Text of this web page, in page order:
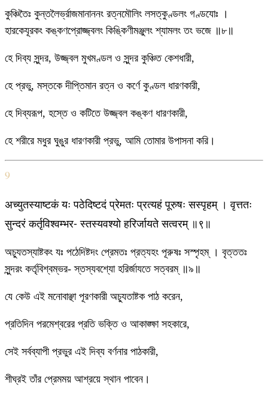
কুঞ্চিতৈঃ কুন্তলৈর্ভ্রাজমানাননং রত্নমৌলিং লসত্কুণ্ডলং গণ্ডযোঃ ।
হারকেযূরকং কঙ্কণপ্রোজ্জ্বলং কিঙ্কিণীমঞ্জুলং শ্যামলং তং ভজে ॥৮॥
হে দিব্য সুন্দর, উজ্জ্বল মুখমণ্ডল ও সুন্দর কুঞ্চিত কেশধারী,
হে প্রভু, মস্তকে দীপ্তিমান রত্ন ও কর্ণে কুণ্ডল ধারণকারী,
হে দিব্যরূপ, হস্তে ও কটিতে উজ্জ্বল কঙ্কণ ধারণকারী,
হে শরীরে মধুর ঘুঙুর ধারণকারী প্রভু, আমি তোমার উপাসনা করি।
9
अच्युतस्याष्टकं यः पठेदिष्टदं प्रेमतः प्रत्यहं पूरुषः सस्पृहम् । वृत्ततः
सुन्दरं कर्तृविश्वम्भर- स्तस्यवश्यो हरिर्जायते सत्वरम् ॥९॥
অচ্যুতস্যাষ্টকং যঃ পঠেদিষ্টদং প্রেমতঃ প্রত্যহং পূরুষঃ সস্পৃহম্ । বৃত্ততঃ
সুন্দরং কর্তৃবিশ্বম্ভর- স্তস্যবশ্যো হরির্জাযতে সত্বরম্ ॥৯॥
যে কেউ এই মনোবাঞ্ছা পূরণকারী অচ্যুতাষ্টক পাঠ করেন,
প্রতিদিন পরমেশ্বরের প্রতি ভক্তি ও আকাঙ্ক্ষা সহকারে,
সেই সর্বব্যাপী প্রভুর এই দিব্য বর্ণনার পাঠকারী,
শীঘ্রই তাঁর প্রেমময় আশ্রয়ে স্থান পাবেন।